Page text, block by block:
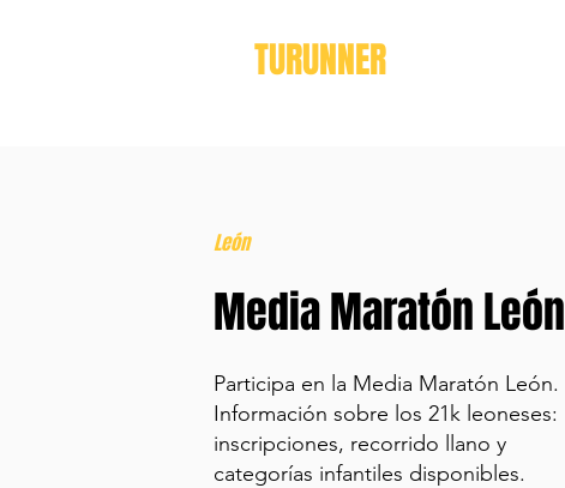
TURUNNER
León
Media Maratón León
Participa en la Media Maratón León.
Información sobre los 21k leoneses:
inscripciones, recorrido llano y
categorías infantiles disponibles.